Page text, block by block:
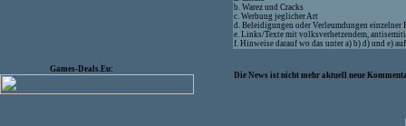
Games-Deals.Eu:
b. Warez und Cracks
c. Werbung jeglicher Art
d. Beleidigungen oder Verleumdungen einzelner
e. Links/Texte mit volksverhetzendem,
f. Hinweise darauf wo das unter a) b) d) und e)
Die News ist nicht mehr aktuell neue